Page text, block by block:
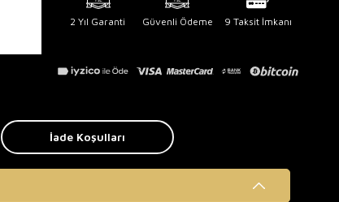
2 Yıl Garanti Güvenli Ödeme 9 Taksit İmkanı
İade Koşulları